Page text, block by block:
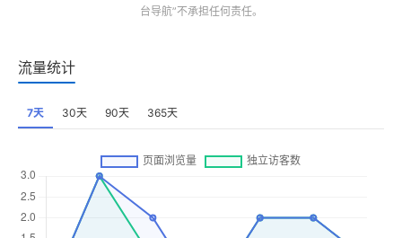
台导航”不承担任何责任。
流量统计
7天 30天 90天 365天